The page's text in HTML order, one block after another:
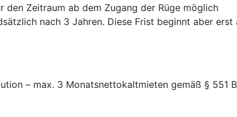
Zeitraum ab dem Zugang der Rüge möglich
nach 3 Jahren. Diese Frist beginnt aber erst
– max. 3 Monatsnettokaltmieten gemäß § 551